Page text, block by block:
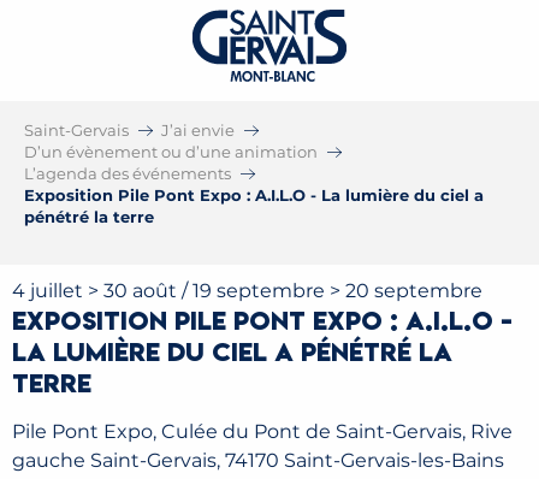
Saint-Gervais
J’ai envie
D’un évènement ou d’une animation
L’agenda des événements
Exposition Pile Pont Expo : A.I.L.O - La lumière du ciel a
pénétré la terre
4 juillet > 30 août / 19 septembre > 20 septembre
Exposition Pile Pont Expo : A.I.L.O -
La lumière du ciel a pénétré la
terre
Pile Pont Expo, Culée du Pont de Saint-Gervais, Rive
gauche Saint-Gervais, 74170 Saint-Gervais-les-Bains